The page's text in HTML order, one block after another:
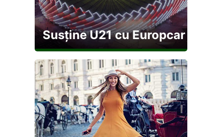
Susține U21 cu Europcar